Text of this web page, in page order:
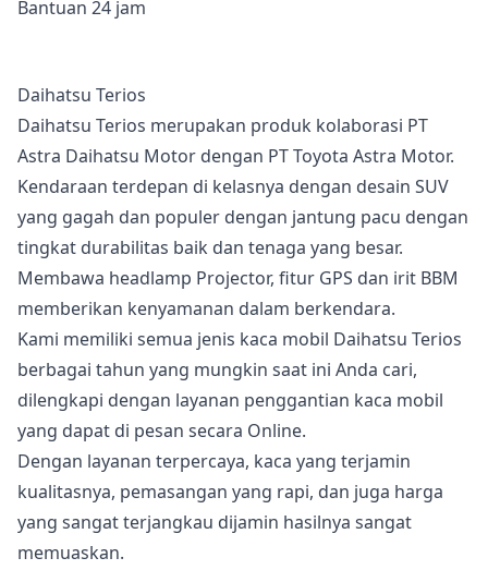
Bantuan 24 jam
Daihatsu Terios
Daihatsu Terios merupakan produk kolaborasi PT
Astra Daihatsu Motor dengan PT Toyota Astra Motor.
Kendaraan terdepan di kelasnya dengan desain SUV
yang gagah dan populer dengan jantung pacu dengan
tingkat durabilitas baik dan tenaga yang besar.
Membawa headlamp Projector, fitur GPS dan irit BBM
memberikan kenyamanan dalam berkendara.
Kami memiliki semua jenis kaca mobil Daihatsu Terios
berbagai tahun yang mungkin saat ini Anda cari,
dilengkapi dengan layanan penggantian kaca mobil
yang dapat di pesan secara Online.
Dengan layanan terpercaya, kaca yang terjamin
kualitasnya, pemasangan yang rapi, dan juga harga
yang sangat terjangkau dijamin hasilnya sangat
memuaskan.